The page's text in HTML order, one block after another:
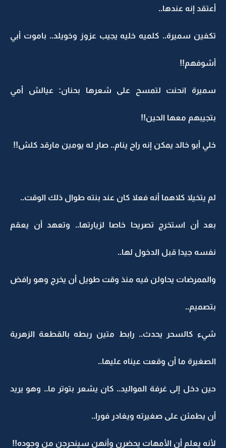
أعتقد إنه عندها..
تكفين سميرة.. كلميه خليه يجيب عزوز وخويلد.. باموت أبي
أشوفهم!!
سميرة انحنت لتمسح على شعرها بحنان: عيالش أمي
بتجيبهم معها الحين!!
خلي أبو خالد يمكن إنه راح ينام.. صار له يومين مارقد كلش!!
لم يتخيلا كلاهما أنه فعلا كان عند بنته طوال ذلك الوقت..
بعد أن استخرج تصريحا خاصا لزيارتها.. وتعهد أن يعقم
نفسه جيدا قبل الدخول لها..
والممرضات يحاولن فيه منذ وقت طويل أن يخرج وهو رافض
بتصميم..
شيء كالسحر يحدث.. رابط متين ربطه بالقطعة الزهرية
الصغيرة ما أن وقعت عيناه عليها..
حين دخل إلى غرفة المواليد.. كان يشعر بتوتر ما.. وهو يريد
أن يطمئن على صغيرته ويغادر فورا..
لأنه يعلم أن الأمهات يحضرن وأنهن سينحرجن من وجوده!!